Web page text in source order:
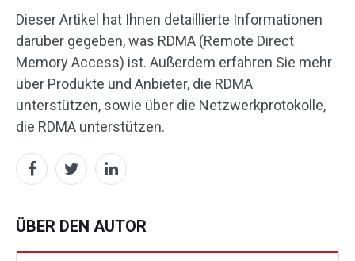
Dieser Artikel hat Ihnen detaillierte Informationen
darüber gegeben, was RDMA (Remote Direct
Memory Access) ist. Außerdem erfahren Sie mehr
über Produkte und Anbieter, die RDMA
unterstützen, sowie über die Netzwerkprotokolle,
die RDMA unterstützen.
ÜBER DEN AUTOR